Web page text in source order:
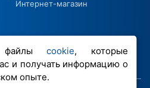
файлыcookie, которые
и получать информацию о
опыте.
cookie
Интернет-магазин